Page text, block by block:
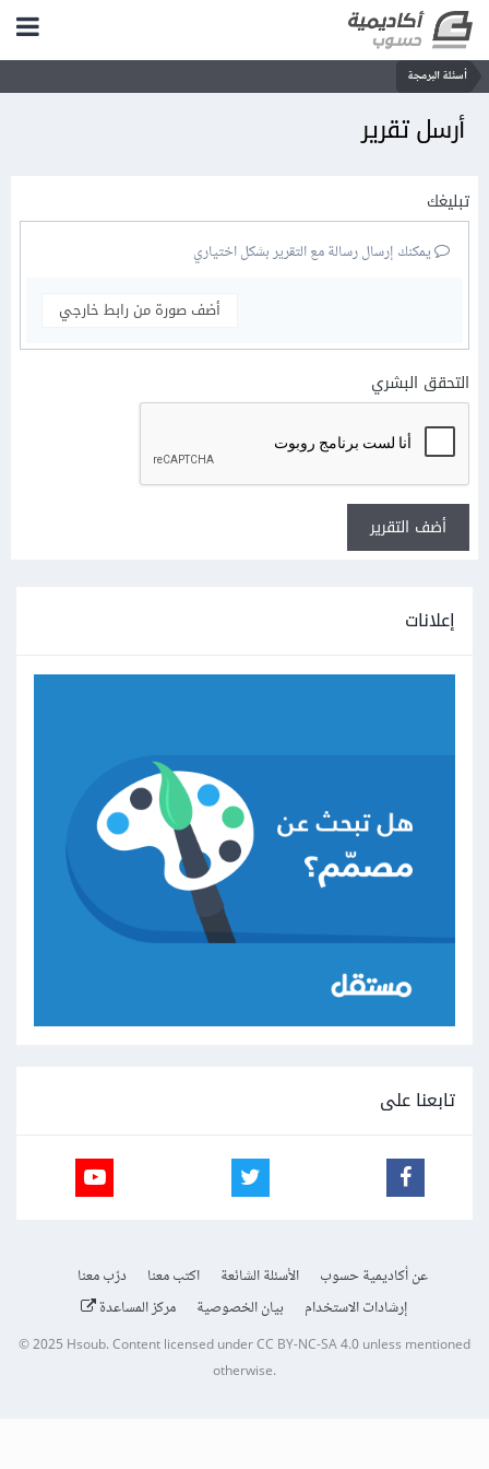
أسئلة البرمجة
أرسل تقرير
تبليغك
يمكنك إرسال رسالة مع التقرير بشكل اختياري
أضف صورة من رابط خارجي
التحقق البشري
أضف التقرير
إعلانات
تابعنا على
عن أكاديمية حسوب الأسئلة الشائعة اكتب معنا
درّب معنا
إرشادات الاستخدام
بيان الخصوصية مركز المساعدة
© 2025 Hsoub.Content licensed underCC BY-NC-SA 4.0unless mentioned
otherwise.